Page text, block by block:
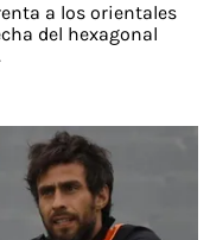
a los orientales
del hexagonal